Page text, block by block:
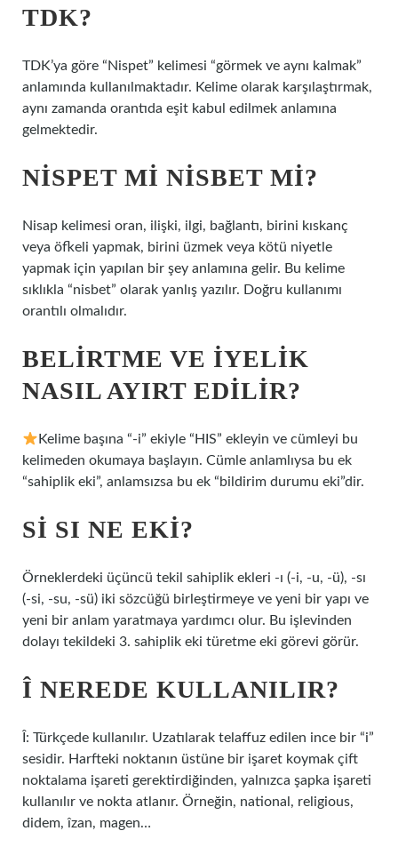
TDK?
TDK’ya göre “Nispet” kelimesi “görmek ve aynı kalmak”
anlamında kullanılmaktadır. Kelime olarak karşılaştırmak,
aynı zamanda orantıda eşit kabul edilmek anlamına
gelmektedir.
NISPET MI NISBET MI?
Nisap kelimesi oran, ilişki, ilgi, bağlantı, birini kıskanç
veya öfkeli yapmak, birini üzmek veya kötü niyetle
yapmak için yapılan bir şey anlamına gelir. Bu kelime
sıklıkla “nisbet” olarak yanlış yazılır. Doğru kullanımı
orantılı olmalıdır.
BELIRTME VE IYELIK
NASIL AYIRT EDILIR?
Kelime başına “-i” ekiyle “HIS” ekleyin ve cümleyi bu
kelimeden okumaya başlayın. Cümle anlamlıysa bu ek
“sahiplik eki”, anlamsızsa bu ek “bildirim durumu eki”dir.
SI SI NE EKI?
Örneklerdeki üçüncü tekil sahiplik ekleri -ı (-i, -u, -ü), -sı
(-si, -su, -sü) iki sözcüğü birleştirmeye ve yeni bir yapı ve
yeni bir anlam yaratmaya yardımcı olur. Bu işlevinden
dolayı tekildeki 3. sahiplik eki türetme eki görevi görür.
Î NEREDE KULLANILIR?
Î: Türkçede kullanılır. Uzatılarak telaffuz edilen ince bir “i”
sesidir. Harfteki noktanın üstüne bir işaret koymak çift
noktalama işareti gerektirdiğinden, yalnızca şapka işareti
kullanılır ve nokta atlanır. Örneğin, national, religious,
didem, îzan, magen…